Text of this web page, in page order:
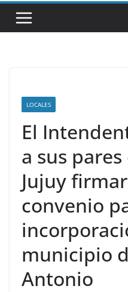
LOCALES
El
a sus
Jujuy
convenio
municipio
Antonio